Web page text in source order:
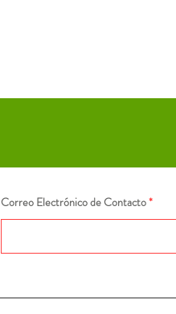
Correo Electrónico de Contacto